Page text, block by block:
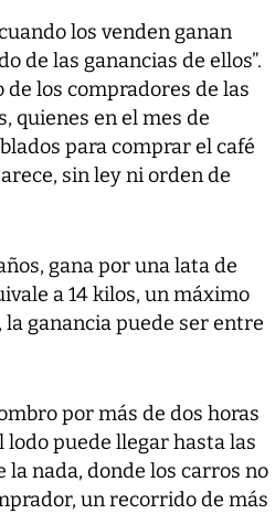
los venden ganan
de las ganancias de ellos”.
los compradores de las
quienes en el mes de
para comprar el café
sin ley ni orden de
gana por una lata de
a 14 kilos, un máximo
la ganancia puede ser entre
por más de dos horas
lodo puede llegar hasta las
la nada, donde los carros no
un recorrido de más